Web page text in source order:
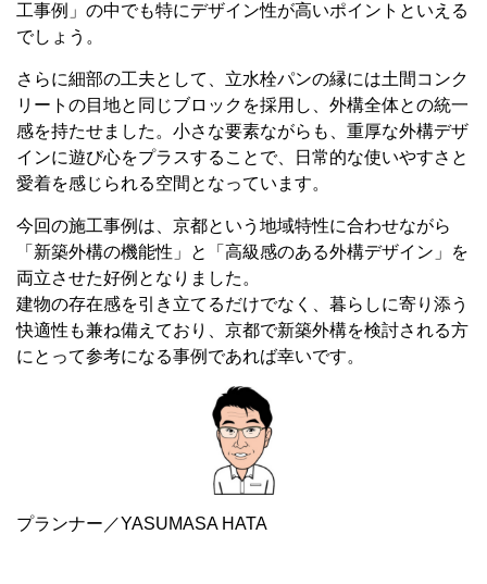
工事例」の中でも特にデザイン性が高いポイントといえる
でしょう。
さらに細部の工夫として、立水栓パンの縁には土間コンク
リートの目地と同じブロックを採用し、外構全体との統一
感を持たせました。小さな要素ながらも、重厚な外構デザ
インに遊び心をプラスすることで、日常的な使いやすさと
愛着を感じられる空間となっています。
今回の施工事例は、京都という地域特性に合わせながら
「新築外構の機能性」と「高級感のある外構デザイン」を
両立させた好例となりました。
建物の存在感を引き立てるだけでなく、暮らしに寄り添う
快適性も兼ね備えており、京都で新築外構を検討される方
にとって参考になる事例であれば幸いです。
プランナー／YASUMASA HATA